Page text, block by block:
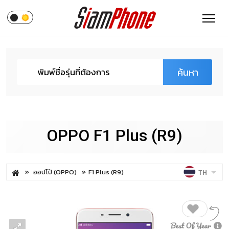
ค้นหา
OPPO F1 Plus (R9)
ออปโป้ (OPPO) F1 Plus (R9) TH